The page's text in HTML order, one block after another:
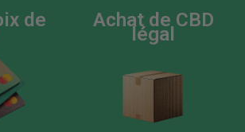
de Achat de CBD
légal